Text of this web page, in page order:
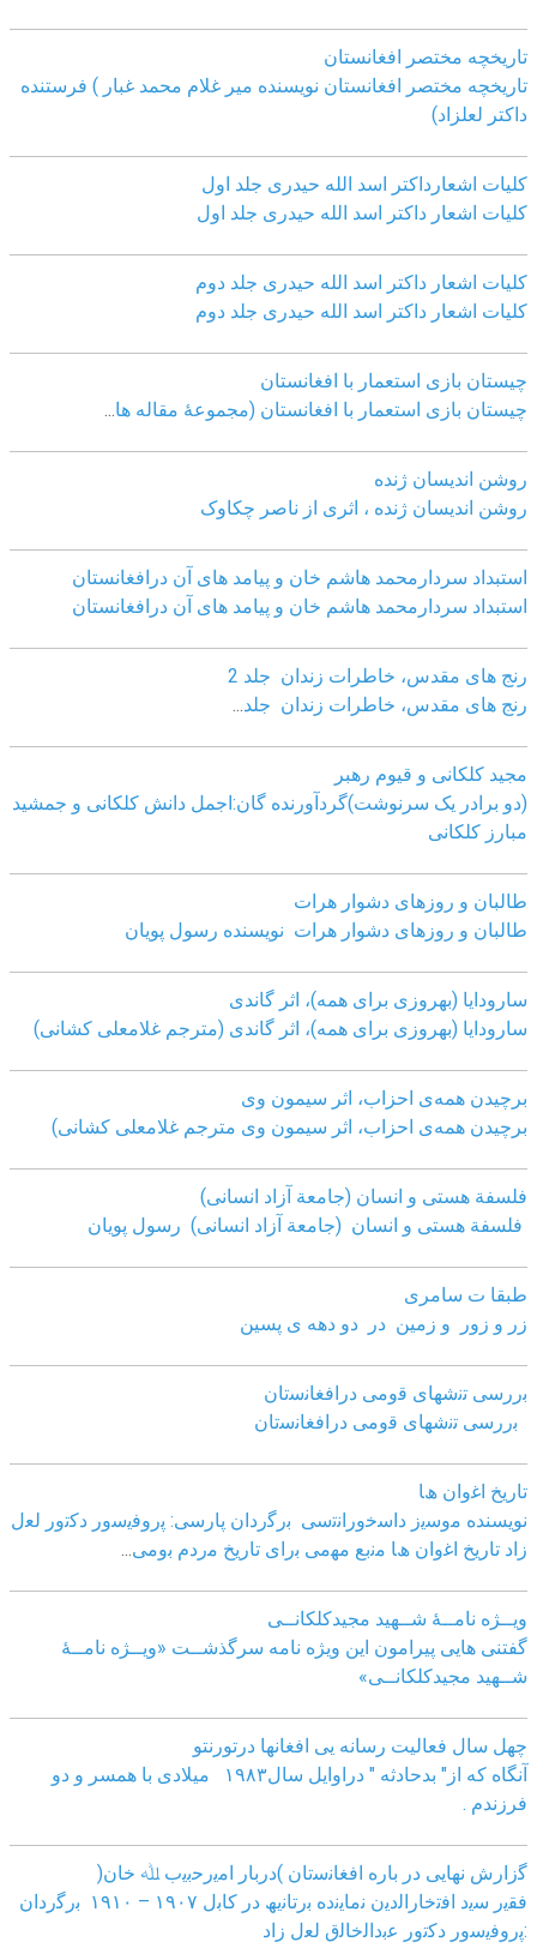
تاریخچه مختصر افغانستان
تاریخچه مختصر افغانستان نویسنده میر غلام محمد غبار ) فرستنده
داکتر لعلزاد)
کلیات اشعارداکتر اسد الله حیدری جلد اول
کلیات اشعار داکتر اسد الله حیدری جلد اول
کلیات اشعار داکتر اسد الله حیدری جلد دوم
کلیات اشعار داکتر اسد الله حیدری جلد دوم
چيستان بازی استعمار با افغانستان
چيستان بازی استعمار با افغانستان (مجموعۀ مقاله ها
روشن اندیسان ژنده
روشن اندیسان ژنده ، اثری از ناصر چکاوک
استبداد سردارمحمد هاشم خان و پیامد های آن درافغانستان
استبداد سردارمحمد هاشم خان و پیامد های آن درافغانستان
رنج های مقدس، خاطرات زندان جلد 2
رنج های مقدس، خاطرات زندان جلد
مجید کلکانی و قیوم رهبر
(دو برادر یک سرنوشت)گردآورنده گان:اجمل دانش کلکانی و جمشید
مبارز کلکانی
طالبان و روزهای دشوار هرات
طالبان و روزهای دشوار هرات نویسنده رسول پویان
سارودایا (بهروزی برای همه)، اثر گاندی
سارودایا (بهروزی برای همه)، اثر گاندی (مترجم غلامعلی کشانی)
برچیدن همه‌ی احزاب، اثر سیمون وی
برچیدن همه‌ی احزاب، اثر سیمون وی مترجم غلامعلی کشانی)
فلسفة هستی و انسان (جامعة آزاد انسانی)
فلسفة هستی و انسان (جامعة آزاد انسانی) رسول پویان
طبقا ت سامری
زر و زور و زمین در دو دهه ی پسین
ﺑررﺳﯽ ﺗﻧﺷﮭﺎی ﻗوﻣﯽ دراﻓﻐﺎﻧﺳﺗﺎن
ﺑررﺳﯽ ﺗﻧﺷﮭﺎی ﻗوﻣﯽ دراﻓﻐﺎﻧﺳﺗﺎن
ﺗﺎرﯾﺦ اﻏوان ھﺎ
نویسنده ﻣوﺳﯾز داﺳﺧوراﻧﺗﺳﯽ ﺑرﮔردان ﭘﺎرﺳﯽ: ﭘروﻓﯾﺳور دﮐﺗور ﻟﻌل
زاد ﺗﺎرﯾﺦ اﻏوان ھﺎ ﻣﻧﺑﻊ ﻣﮭﻣﯽ ﺑرای ﺗﺎرﯾﺦ ﻣردم ﺑوﻣﯽ
ویــژه نامــۀ شــهید مجیدکلکانــی
گفتنی هایی پیرامون این ویژه نامه سرگذشــت «ویــژه نامــۀ
شــهید مجیدکلکانــی»
چهل سال فعالیت رسانه یی افغانها درتورنتو
آنگاه که از" بدحادثه " دراوایل سال۱۹۸۳ میلادی با همسر و دو
فرزندم .
ﮔزارش ﻧﮭﺎﯾﯽ در ﺑﺎره اﻓﻐﺎﻧﺳﺗﺎن )درﺑﺎر اﻣﯾرﺣﺑﯾب ﷲ ﺧﺎن(
ﻓﻘﯾر ﺳﯾد اﻓﺗﺧﺎراﻟدﯾن ﻧﻣﺎﯾﻧده ﺑرﺗﺎﻧﯾﮫ در ﮐﺎﺑل ١٩٠٧ – ١٩١٠ ﺑرﮔردان
:ﭘروﻓﯾﺳور دﮐﺗور ﻋﺑداﻟﺧﺎﻟق ﻟﻌل زاد